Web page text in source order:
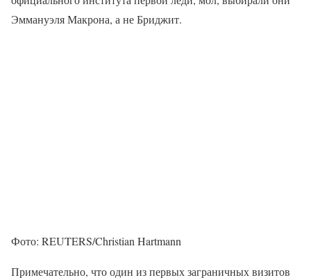
Эммануэля Макрона, а не Бриджит.
Фото: REUTERS/Christian Hartmann
Примечательно, что один из первых заграничных визитов